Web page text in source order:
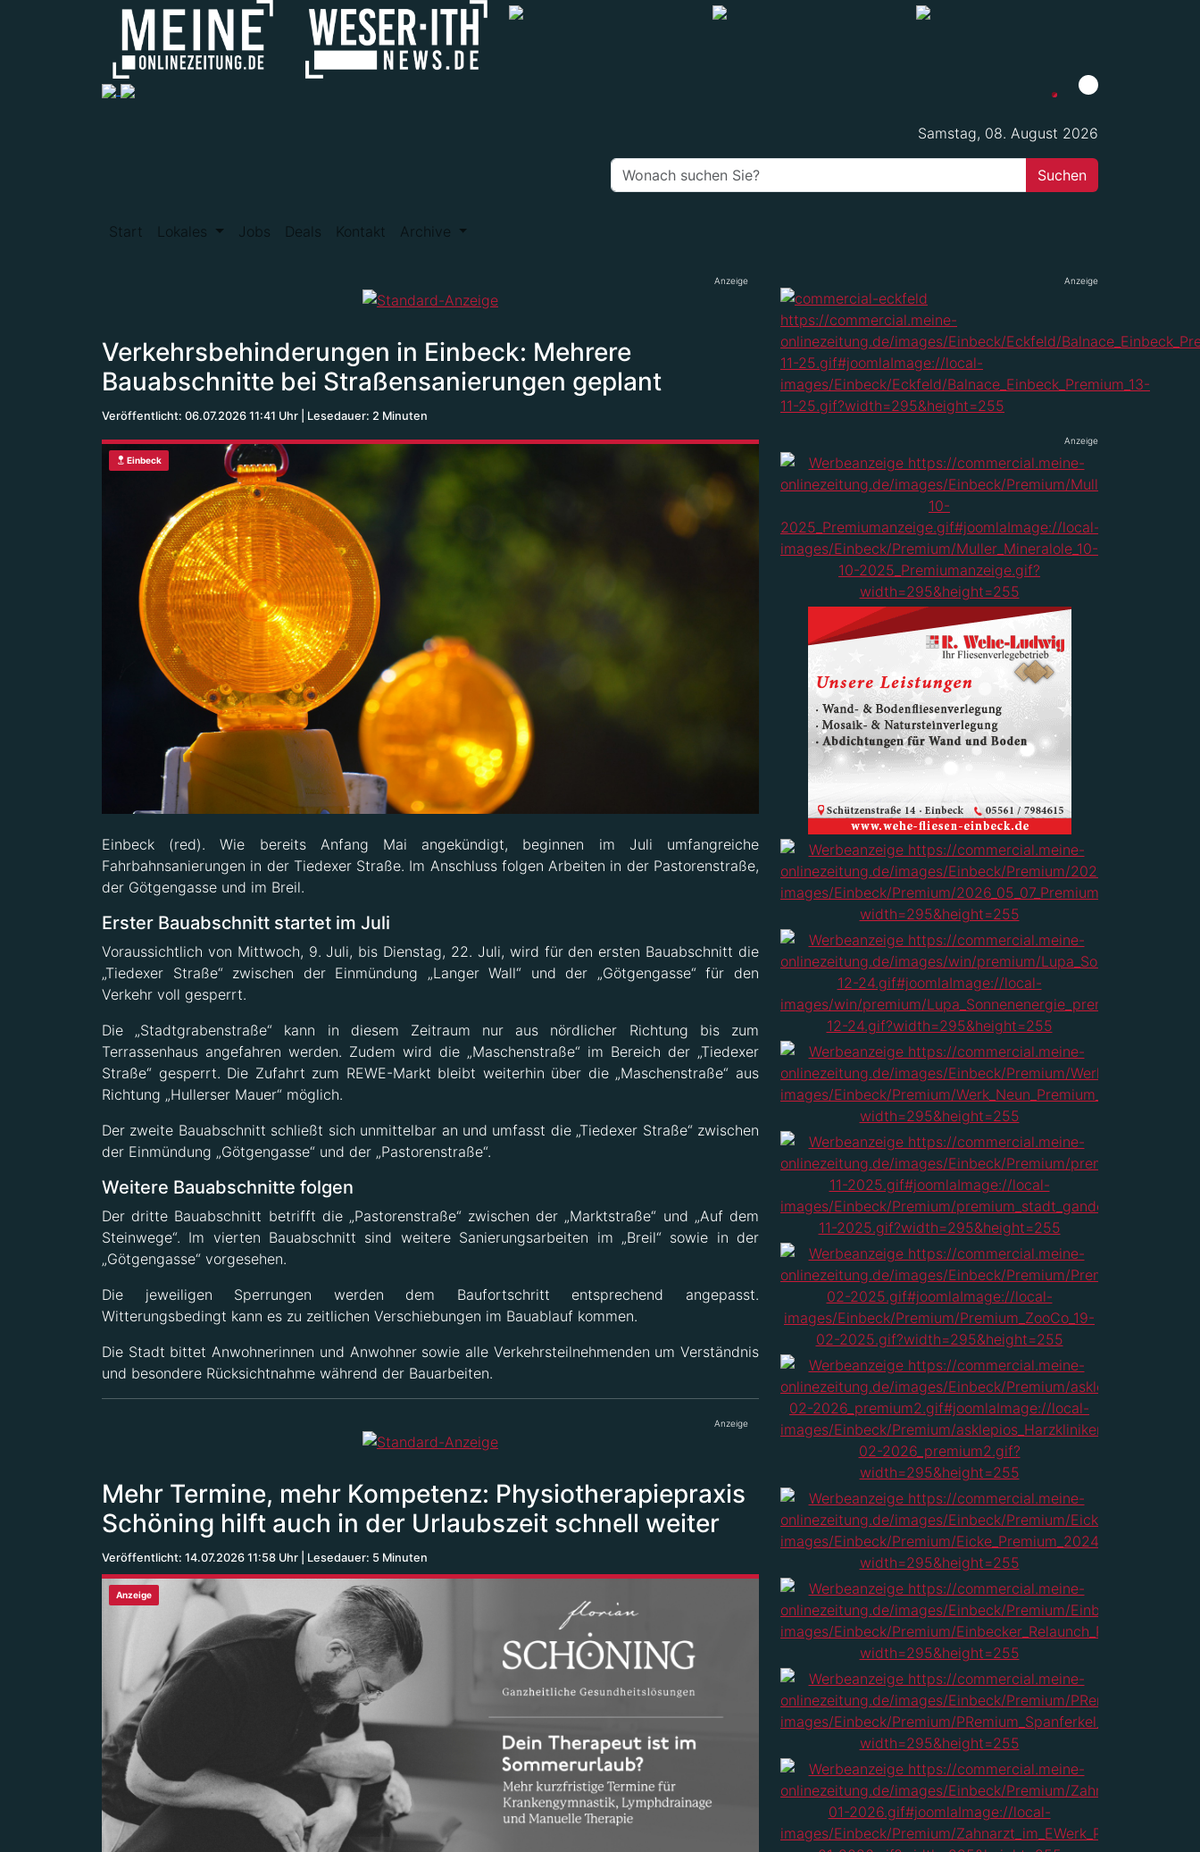
Samstag, 08. August 2026
Start Lokales Jobs Deals Kontakt Archive
Anzeige
Verkehrsbehinderungen in Einbeck: Mehrere
Bauabschnitte bei Straßensanierungen geplant
Veröffentlicht: 06.07.2026 11:41 Uhr Lesedauer: 2 Minuten
Einbeck
Einbeck (red). Wie bereits Anfang Mai angekündigt, beginnen im Juli umfangreiche
Fahrbahnsanierungen in der Tiedexer Straße. Im Anschluss folgen Arbeiten in der Pastorenstraße,
der Götgengasse und im Breil.
Erster Bauabschnitt startet im Juli
Voraussichtlich von Mittwoch, 9. Juli, bis Dienstag, 22. Juli, wird für den ersten Bauabschnitt die
„Tiedexer Straße“ zwischen der Einmündung „Langer Wall“ und der „Götgengasse“ für den
Verkehr voll gesperrt.
Die „Stadtgrabenstraße“ kann in diesem Zeitraum nur aus nördlicher Richtung bis zum
Terrassenhaus angefahren werden. Zudem wird die „Maschenstraße“ im Bereich der „Tiedexer
Straße“ gesperrt. Die Zufahrt zum REWE-Markt bleibt weiterhin über die „Maschenstraße“ aus
Richtung „Hullerser Mauer“ möglich.
Der zweite Bauabschnitt schließt sich unmittelbar an und umfasst die „Tiedexer Straße“ zwischen
der Einmündung „Götgengasse“ und der „Pastorenstraße“.
Weitere Bauabschnitte folgen
Der dritte Bauabschnitt betrifft die „Pastorenstraße“ zwischen der „Marktstraße“ und „Auf dem
Steinwege“. Im vierten Bauabschnitt sind weitere Sanierungsarbeiten im „Breil“ sowie in der
„Götgengasse“ vorgesehen.
Die jeweiligen Sperrungen werden dem Baufortschritt entsprechend angepasst.
Witterungsbedingt kann es zu zeitlichen Verschiebungen im Bauablauf kommen.
Die Stadt bittet Anwohnerinnen und Anwohner sowie alle Verkehrsteilnehmenden um Verständnis
und besondere Rücksichtnahme während der Bauarbeiten.
Anzeige
Mehr Termine, mehr Kompetenz: Physiotherapiepraxis
Schöning hilft auch in der Urlaubszeit schnell weiter
Veröffentlicht: 14.07.2026 11:58 Uhr Lesedauer: 5 Minuten
Anzeige
Anzeige
Anzeige